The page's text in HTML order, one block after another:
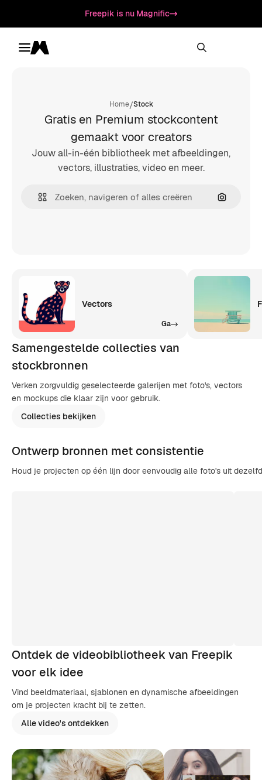
Freepik is nu Magnific
Toggle menu
Magnific
Home/Stock
Gratis en Premium stockcontent
gemaakt voor creators
Jouw all-in-één bibliotheek met afbeeldingen,
vectors, illustraties, video en meer.
Zoeken
Vectors
Ga
Samengestelde collecties van
stockbronnen
Verken zorgvuldig geselecteerde galerijen met foto's, vectors
en mockups die klaar zijn voor gebruik.
Collecties bekijken
Ontwerp bronnen met consistentie
Houd je projecten op één lijn door eenvoudig alle foto's uit
Ontdek de videobibliotheek van Freepik
voor elk idee
Vind beeldmateriaal, sjablonen en dynamische afbeeldingen
om je projecten kracht bij te zetten.
Alle video's ontdekken